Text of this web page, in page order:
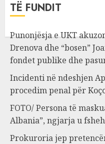
TË FUNDIT
Punonjësja e UKT
Drenova dhe “bosen”
fondet publike dhe
Incidenti në ndeshjen
procedim penal për
FOTO/ Persona të
Albania”, ngjarja u
Prokuroria jep